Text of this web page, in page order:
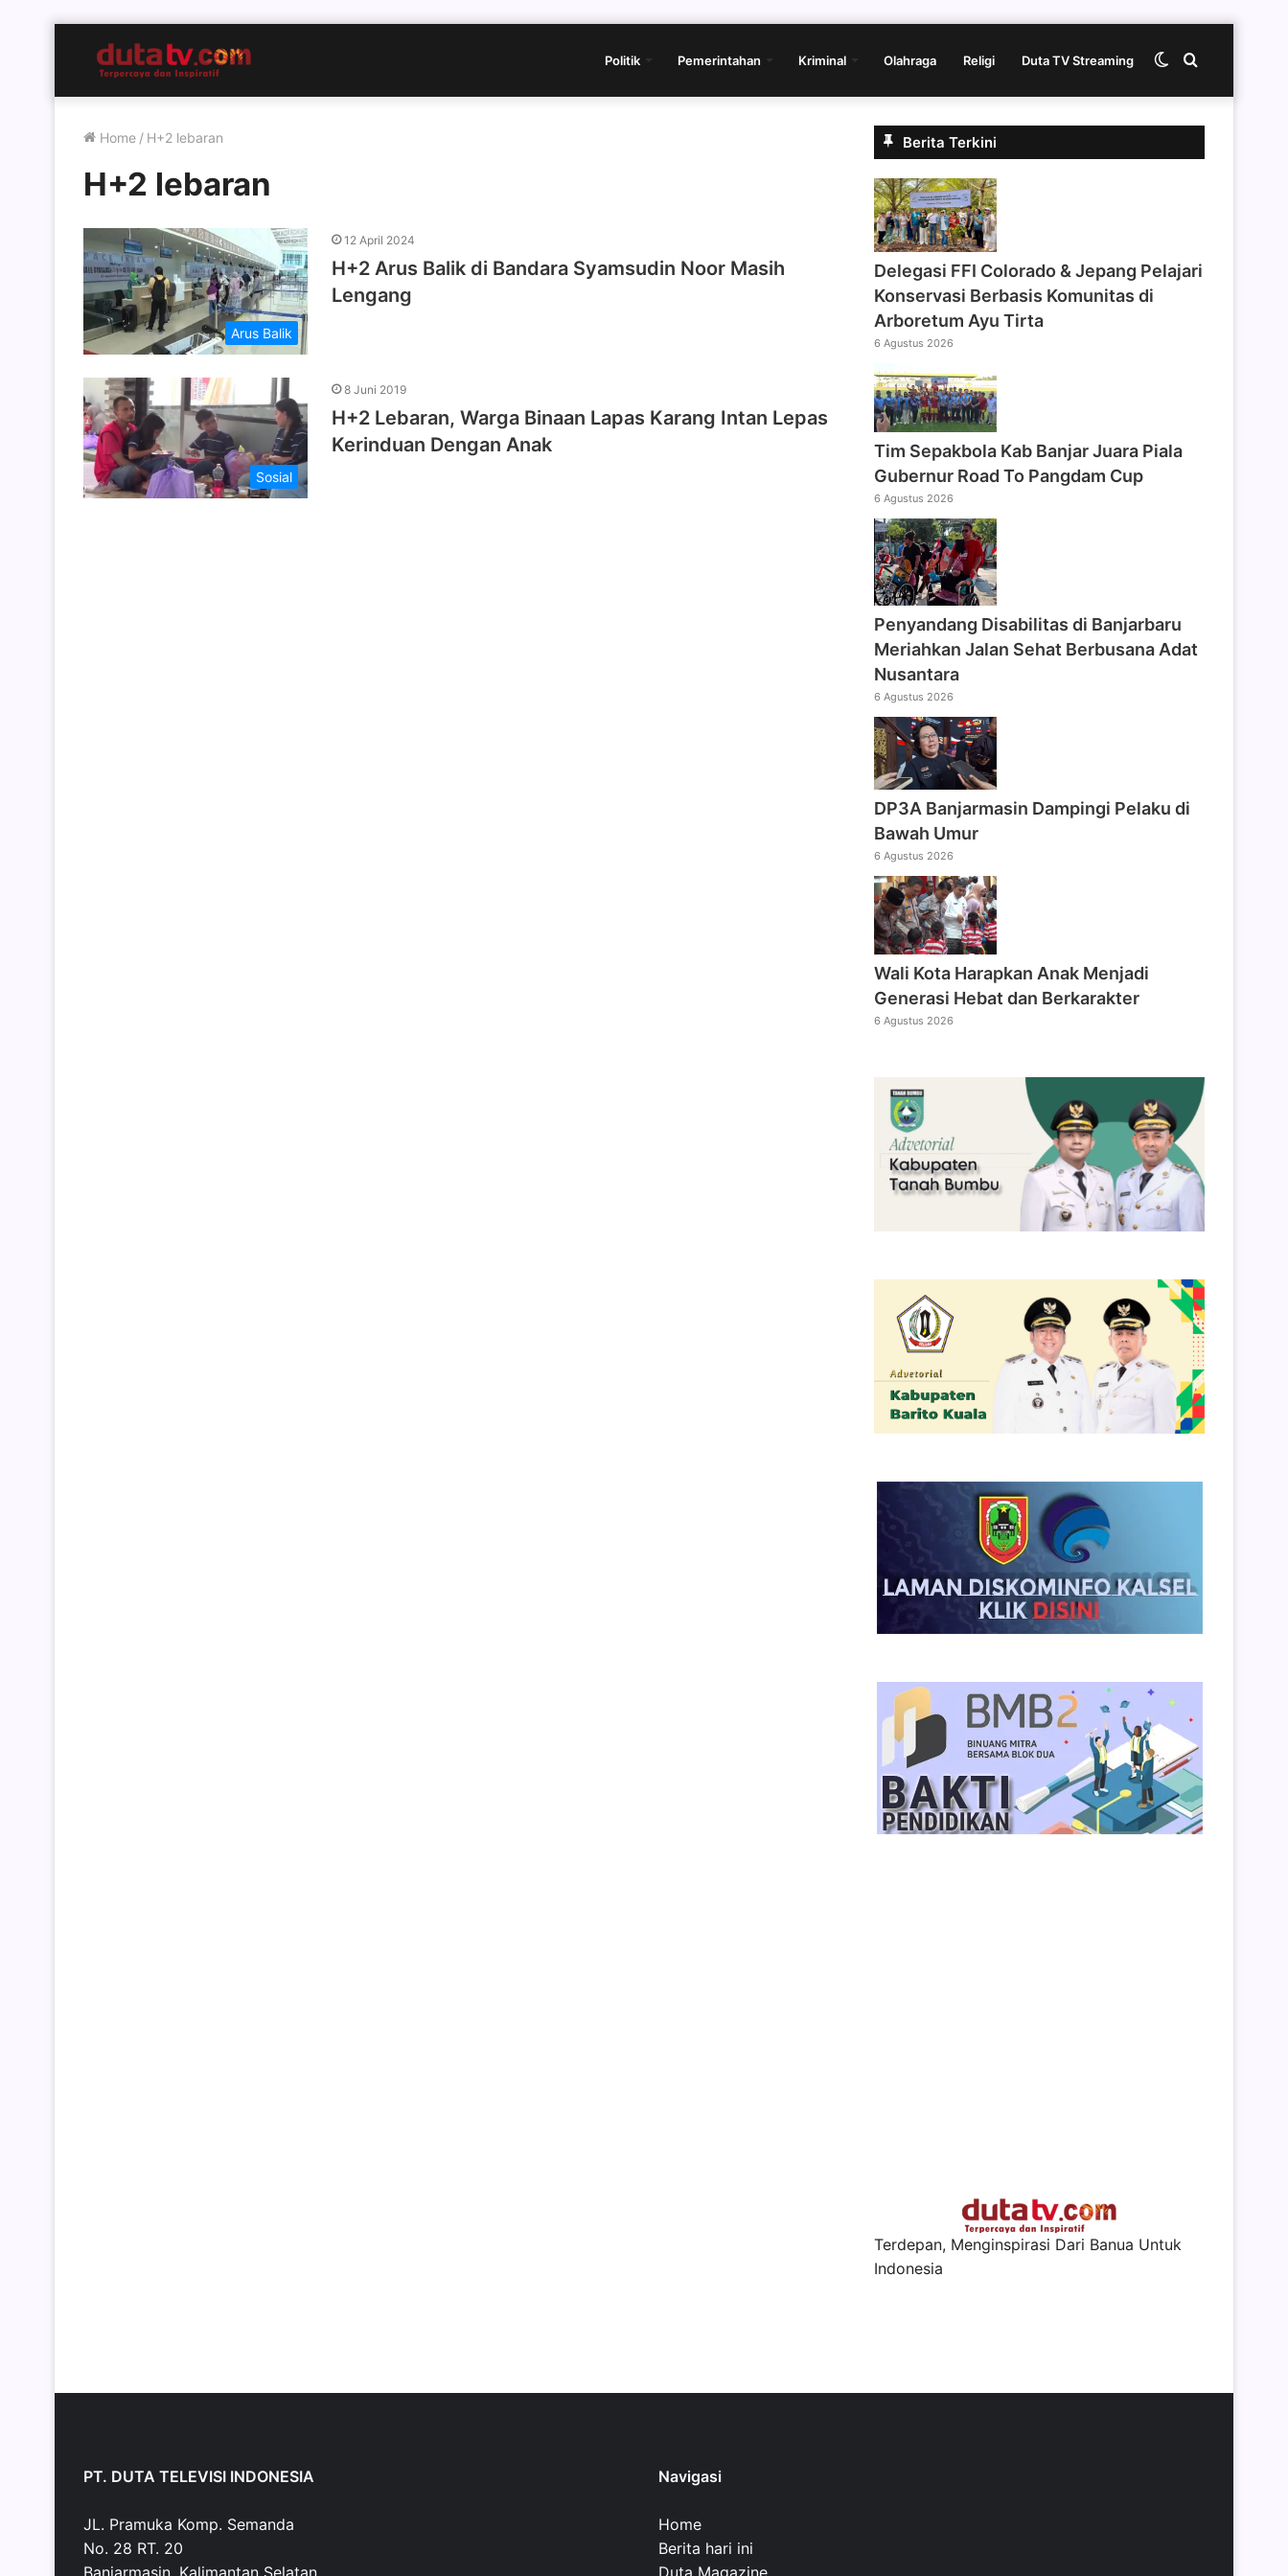
Politik Pemerintahan Kriminal Olahraga Religi Duta TV Streaming Cari
Switch
Home / H+2 lebaran
H+2 lebaran
Arus Balik
12 April 2024
H+2 Arus Balik di Bandara Syamsudin Noor Masih
Lengang
Sosial
8 Juni 2019
H+2 Lebaran, Warga Binaan Lapas Karang Intan Lepas
Kerinduan Dengan Anak
Berita Terkini
Delegasi FFI Colorado & Jepang Pelajari
Konservasi Berbasis Komunitas di
Arboretum Ayu Tirta
6 Agustus 2026
Tim Sepakbola Kab Banjar Juara Piala
Gubernur Road To Pangdam Cup
6 Agustus 2026
Penyandang Disabilitas di Banjarbaru
Meriahkan Jalan Sehat Berbusana Adat
Nusantara
6 Agustus 2026
DP3A Banjarmasin Dampingi Pelaku di
Bawah Umur
6 Agustus 2026
Wali Kota Harapkan Anak Menjadi
Generasi Hebat dan Berkarakter
6 Agustus 2026
Terdepan, Menginspirasi Dari Banua Untuk
Indonesia
PT. DUTA TELEVISI INDONESIA
JL. Pramuka Komp. Semanda
No. 28 RT. 20
Banjarmasin, Kalimantan Selatan
Navigasi
Home
Berita hari ini
Duta Magazine